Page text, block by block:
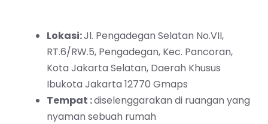
Lokasi:Jl. Pengadegan Selatan No.VII,
RT.6/RW.5, Pengadegan, Kec. Pancoran,
Kota Jakarta Selatan, Daerah Khusus
Ibukota Jakarta 12770 Gmaps
Tempat :diselenggarakan di ruangan yang
nyaman sebuah rumah